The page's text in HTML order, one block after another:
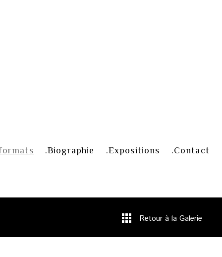
Biographie Expositions Contact
Retour à la Galerie